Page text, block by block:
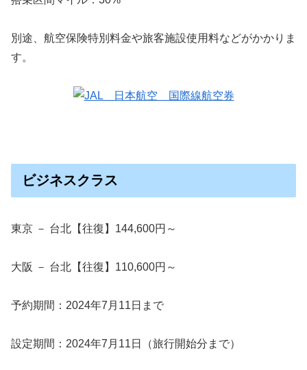
別途、航空保険特別料金や旅客施設使用料などがかかりま
す。
ビジネスクラス
東京 － 台北【往復】144,600円～
大阪 － 台北【往復】110,600円～
予約期間：2024年7月11日まで
設定期間：2024年7月11日（旅行開始分まで）